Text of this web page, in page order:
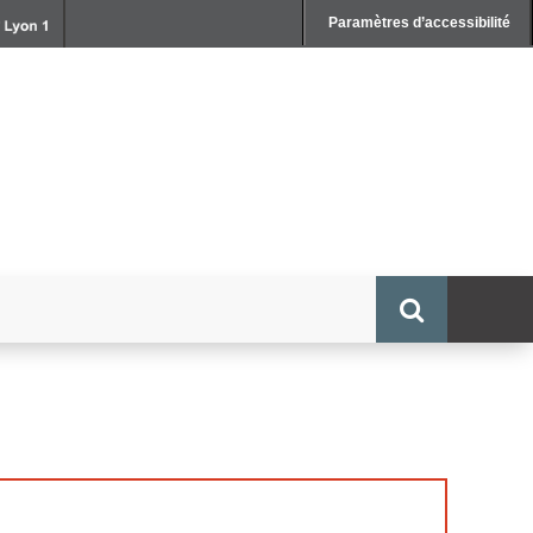
Paramètres d’accessibilité